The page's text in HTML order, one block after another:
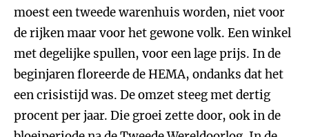
moest een tweede warenhuis worden, niet voor
de rijken maar voor het gewone volk. Een winkel
met degelijke spullen, voor een lage prijs. In de
beginjaren floreerde de HEMA, ondanks dat het
een crisistijd was. De omzet steeg met dertig
procent per jaar. Die groei zette door, ook in de